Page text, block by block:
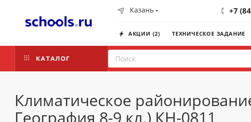
Казань +7
АКЦИИ (2) ТЕХНИЧЕСКОЕ ЗАДАНИЕ
КАТАЛОГ
Климатическое
География 8-9 кл.) КН-0811